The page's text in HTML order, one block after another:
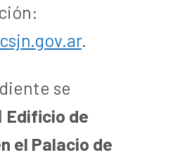
.
se
Edificio de
el Palacio de